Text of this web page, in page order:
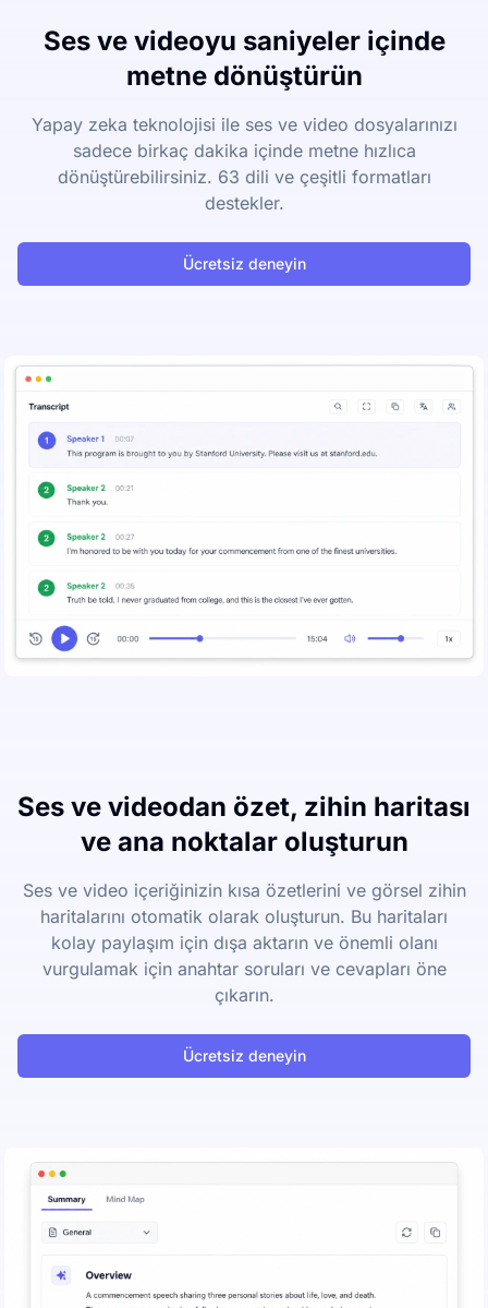
Ses ve videoyu saniyeler içinde
metne dönüştürün
Yapay zeka teknolojisi ile ses ve video dosyalarınızı
sadece birkaç dakika içinde metne hızlıca
dönüştürebilirsiniz. 63 dili ve çeşitli formatları
destekler.
Ücretsiz deneyin
Ses ve videodan özet, zihin haritası
ve ana noktalar oluşturun
Ses ve video içeriğinizin kısa özetlerini ve görsel zihin
haritalarını otomatik olarak oluşturun. Bu haritaları
kolay paylaşım için dışa aktarın ve önemli olanı
vurgulamak için anahtar soruları ve cevapları öne
çıkarın.
Ücretsiz deneyin